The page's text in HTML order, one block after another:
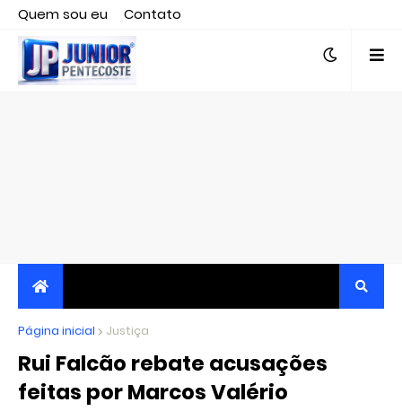
Quem sou eu
Contato
Editor responsável, jornalista Clovis Almeida.
JORNALISMO INDEPENDENTE, TRANSPARENTE E
CRÍTICO
Página inicial Justiça
Rui Falcão rebate acusações
feitas por Marcos Valério